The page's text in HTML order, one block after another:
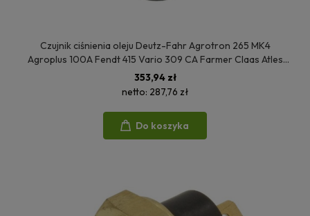
Czujnik ciśnienia oleju Deutz-Fahr Agrotron 265 MK4
Agroplus 100A Fendt 415 Vario 309 CA Farmer Claas Atles
946 RZ Renault Atles 936 RZ Same Iron 200 04190809
4190809
353,94 zł
netto: 287,76 zł
Do koszyka